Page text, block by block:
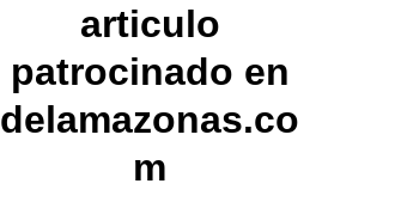
articulo
patrocinado en
delamazonas.co
m